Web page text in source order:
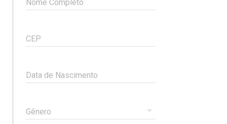
Nome Completo
CEP
Data de Nascimento
Gênero